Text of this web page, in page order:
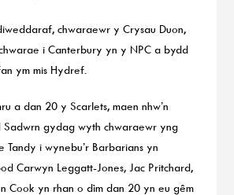
chwaraewr y Crysau Duon,
i Canterbury yn y NPC a bydd
ym mis Hydref.
a dan 20 y Scarlets, maen nhw’n
Sadwrn gydag wyth chwaraewr yng
Tandy i wynebu’r Barbarians yn
Carwyn Leggatt-Jones, Jac Pritchard,
Cook yn rhan o dìm dan 20 yn eu gêm